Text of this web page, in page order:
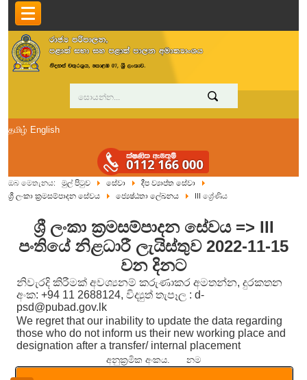
தமிழ் English
ඔබ මෙතැනය: මුල් පිටුව සේවා
දීප ව්‍යාප්ත සේවා
ශ්‍රී ලංකා ක්‍රමසම්පාදන සේවය
ජ්‍යෙෂ්ඨතා ලේඛනය III ශ්‍රේණිය
ශ්‍රී ලංකා ක්‍රමසම්පාදන සේවය => III
පංතියේ නිළධාරී ලැයිස්තුව 2022-11-15
වන දිනට
නිවැරදි කිරීමක් අවශ්‍යනම් කරුණාකර අමතන්න, දුරකතන
අංක: +94 11 2688124, විද්‍යුත් තැපෑල : d-
psd@pubad.gov.lk
We regret that our inability to update the data regarding
those who do not inform us their new working place and
designation after a transfer/ internal placement
අනුක්‍රමික අංකය. නම